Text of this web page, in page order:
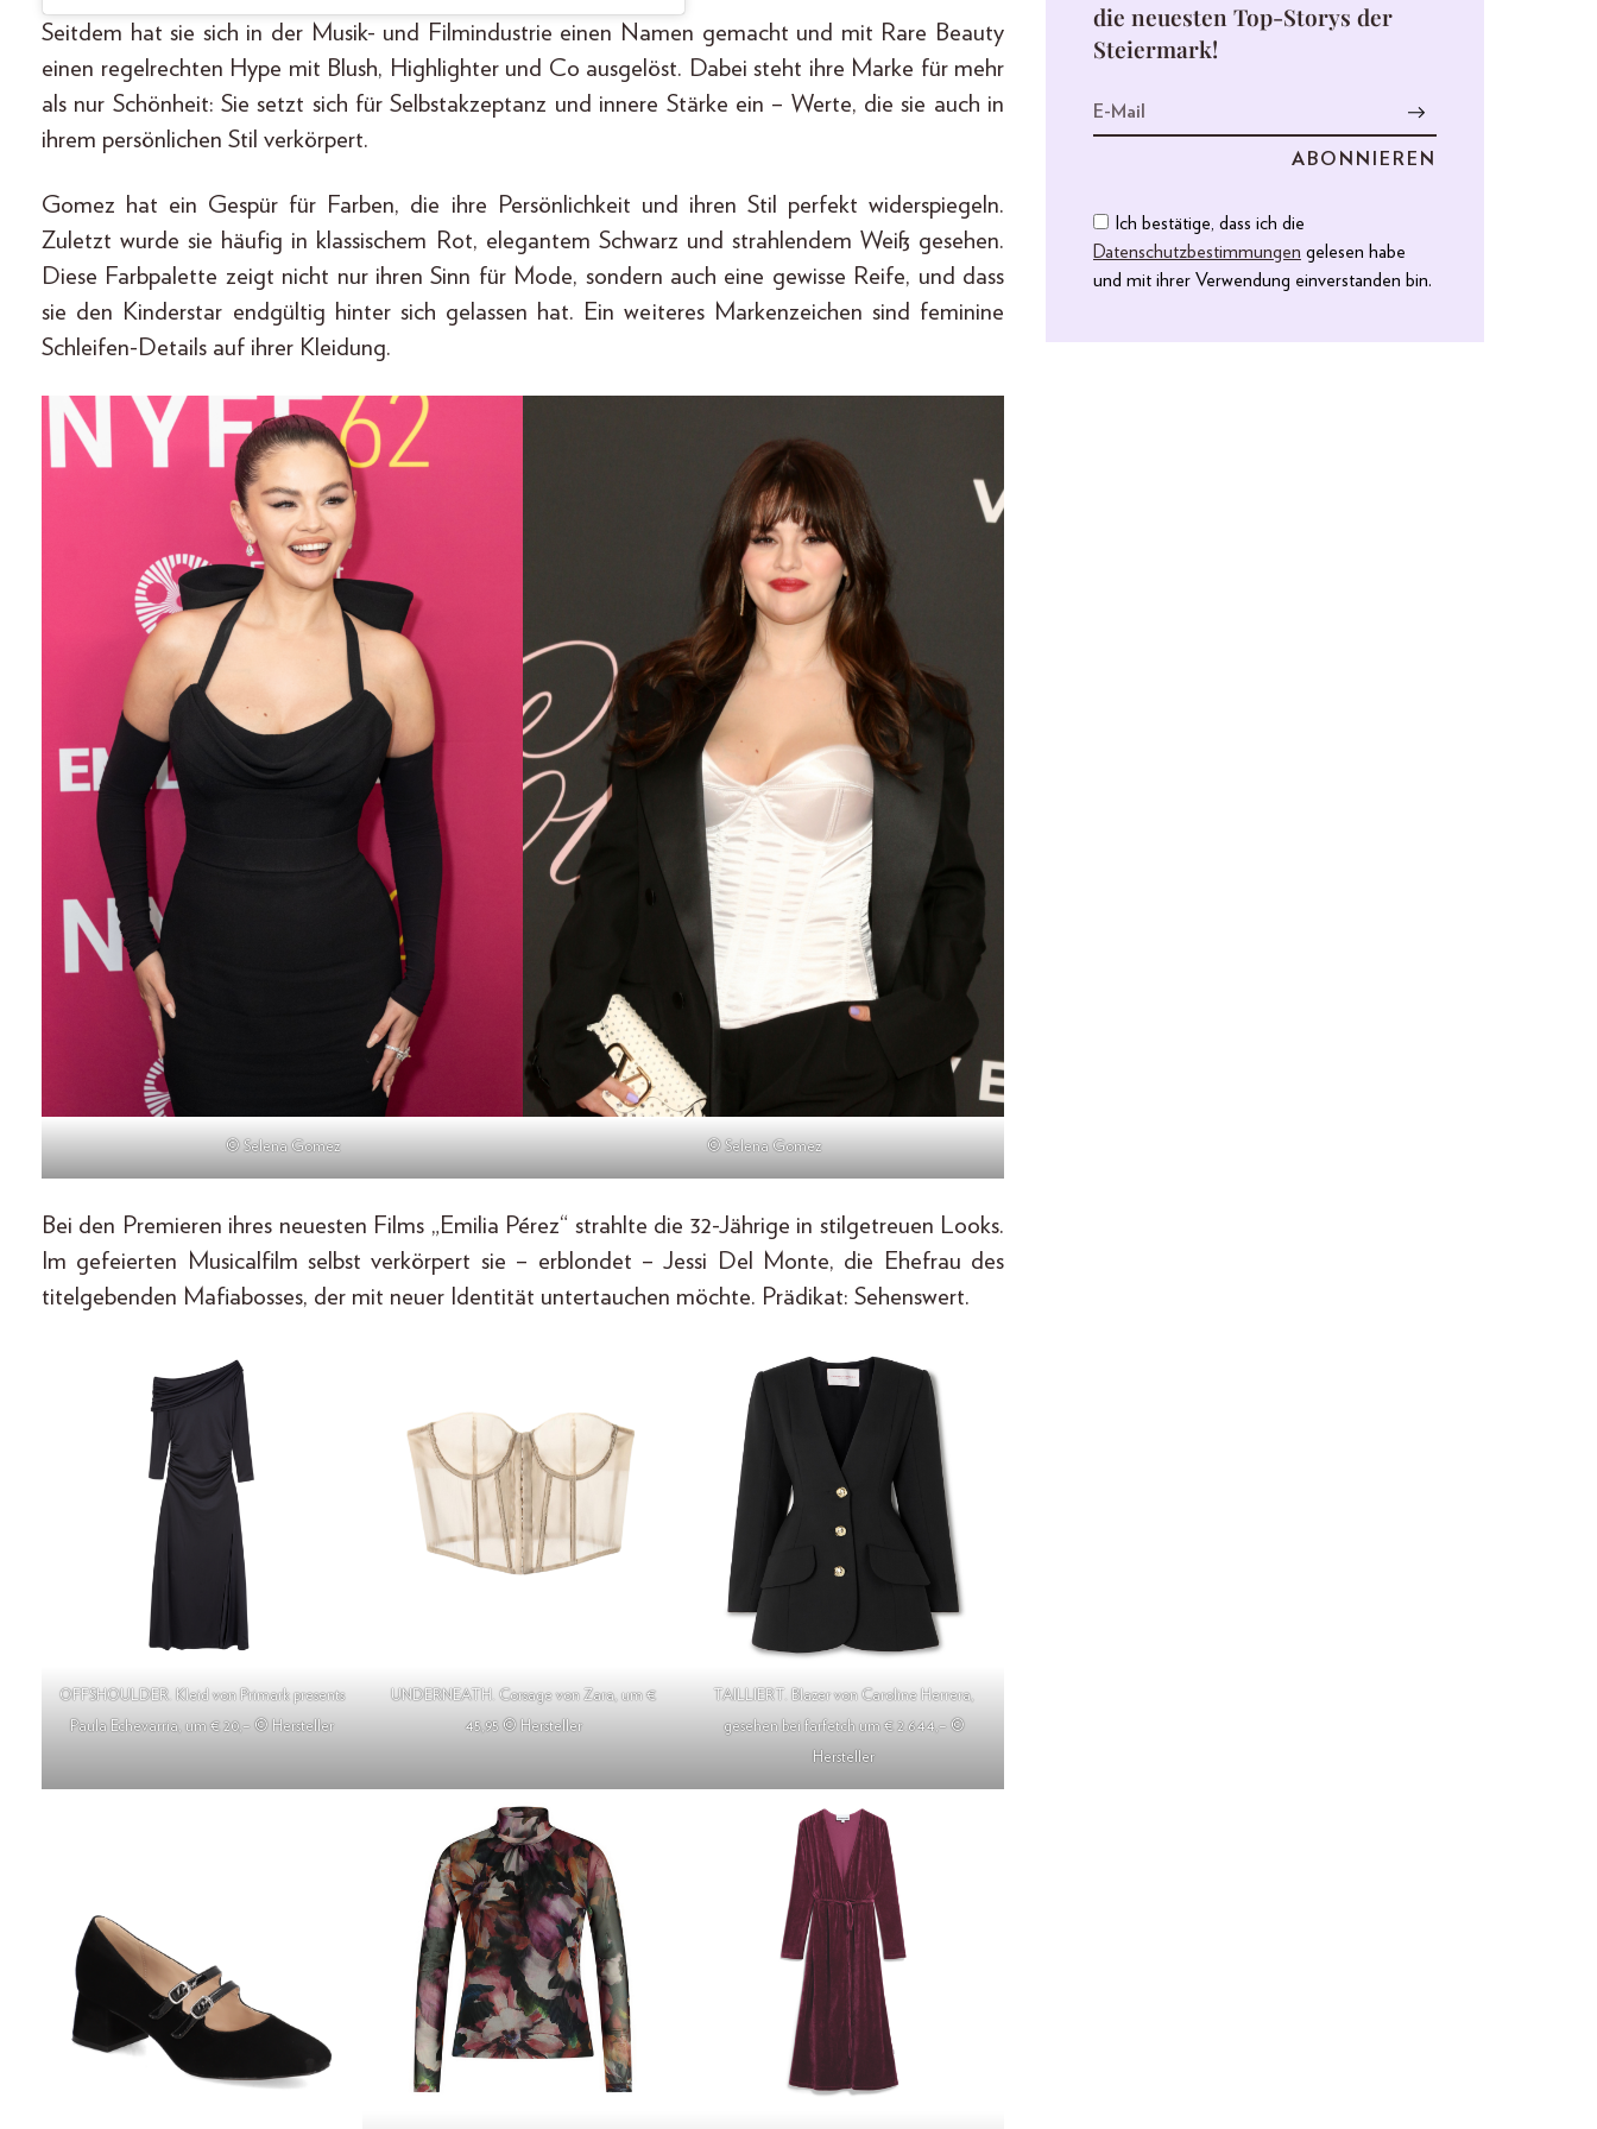
Seitdem hat sie sich in der Musik- und Filmindustrie einen Namen gemacht und mit Rare Beauty
einen regelrechten Hype mit Blush, Highlighter und Co ausgelöst. Dabei steht ihre Marke für mehr
als nur Schönheit: Sie setzt sich für Selbstakzeptanz und innere Stärke ein – Werte, die sie auch in
ihrem persönlichen Stil verkörpert.
Gomez hat ein Gespür für Farben, die ihre Persönlichkeit und ihren Stil perfekt widerspiegeln.
Zuletzt wurde sie häufig in klassischem Rot, elegantem Schwarz und strahlendem Weiß gesehen.
Diese Farbpalette zeigt nicht nur ihren Sinn für Mode, sondern auch eine gewisse Reife, und dass
sie den Kinderstar endgültig hinter sich gelassen hat. Ein weiteres Markenzeichen sind feminine
Schleifen-Details auf ihrer Kleidung.
© Selena Gomez © Selena Gomez
Bei den Premieren ihres neuesten Films „Emilia Pérez“ strahlte die 32-Jährige in stilgetreuen Looks.
Im gefeierten Musicalfilm selbst verkörpert sie – erblondet – Jessi Del Monte, die Ehefrau des
titelgebenden Mafiabosses, der mit neuer Identität untertauchen möchte. Prädikat: Sehenswert.
OFFSHOULDER. Kleid von Primark presents
Paula Echevarria, um € 20,– © Hersteller
UNDERNEATH. Corsage von Zara, um €
45,95 © Hersteller
TAILLIERT. Blazer von Caroline Herrera,
gesehen bei farfetch um € 2.644,– ©
Hersteller
die neuesten Top-Storys der
Steiermark!
Ich bestätige, dass ich die
Datenschutzbestimmungen gelesen habe
und mit ihrer Verwendung einverstanden bin.